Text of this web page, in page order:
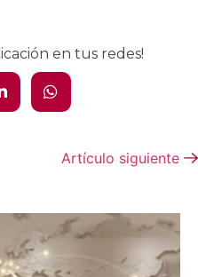
en tus redes!
Artículo siguiente